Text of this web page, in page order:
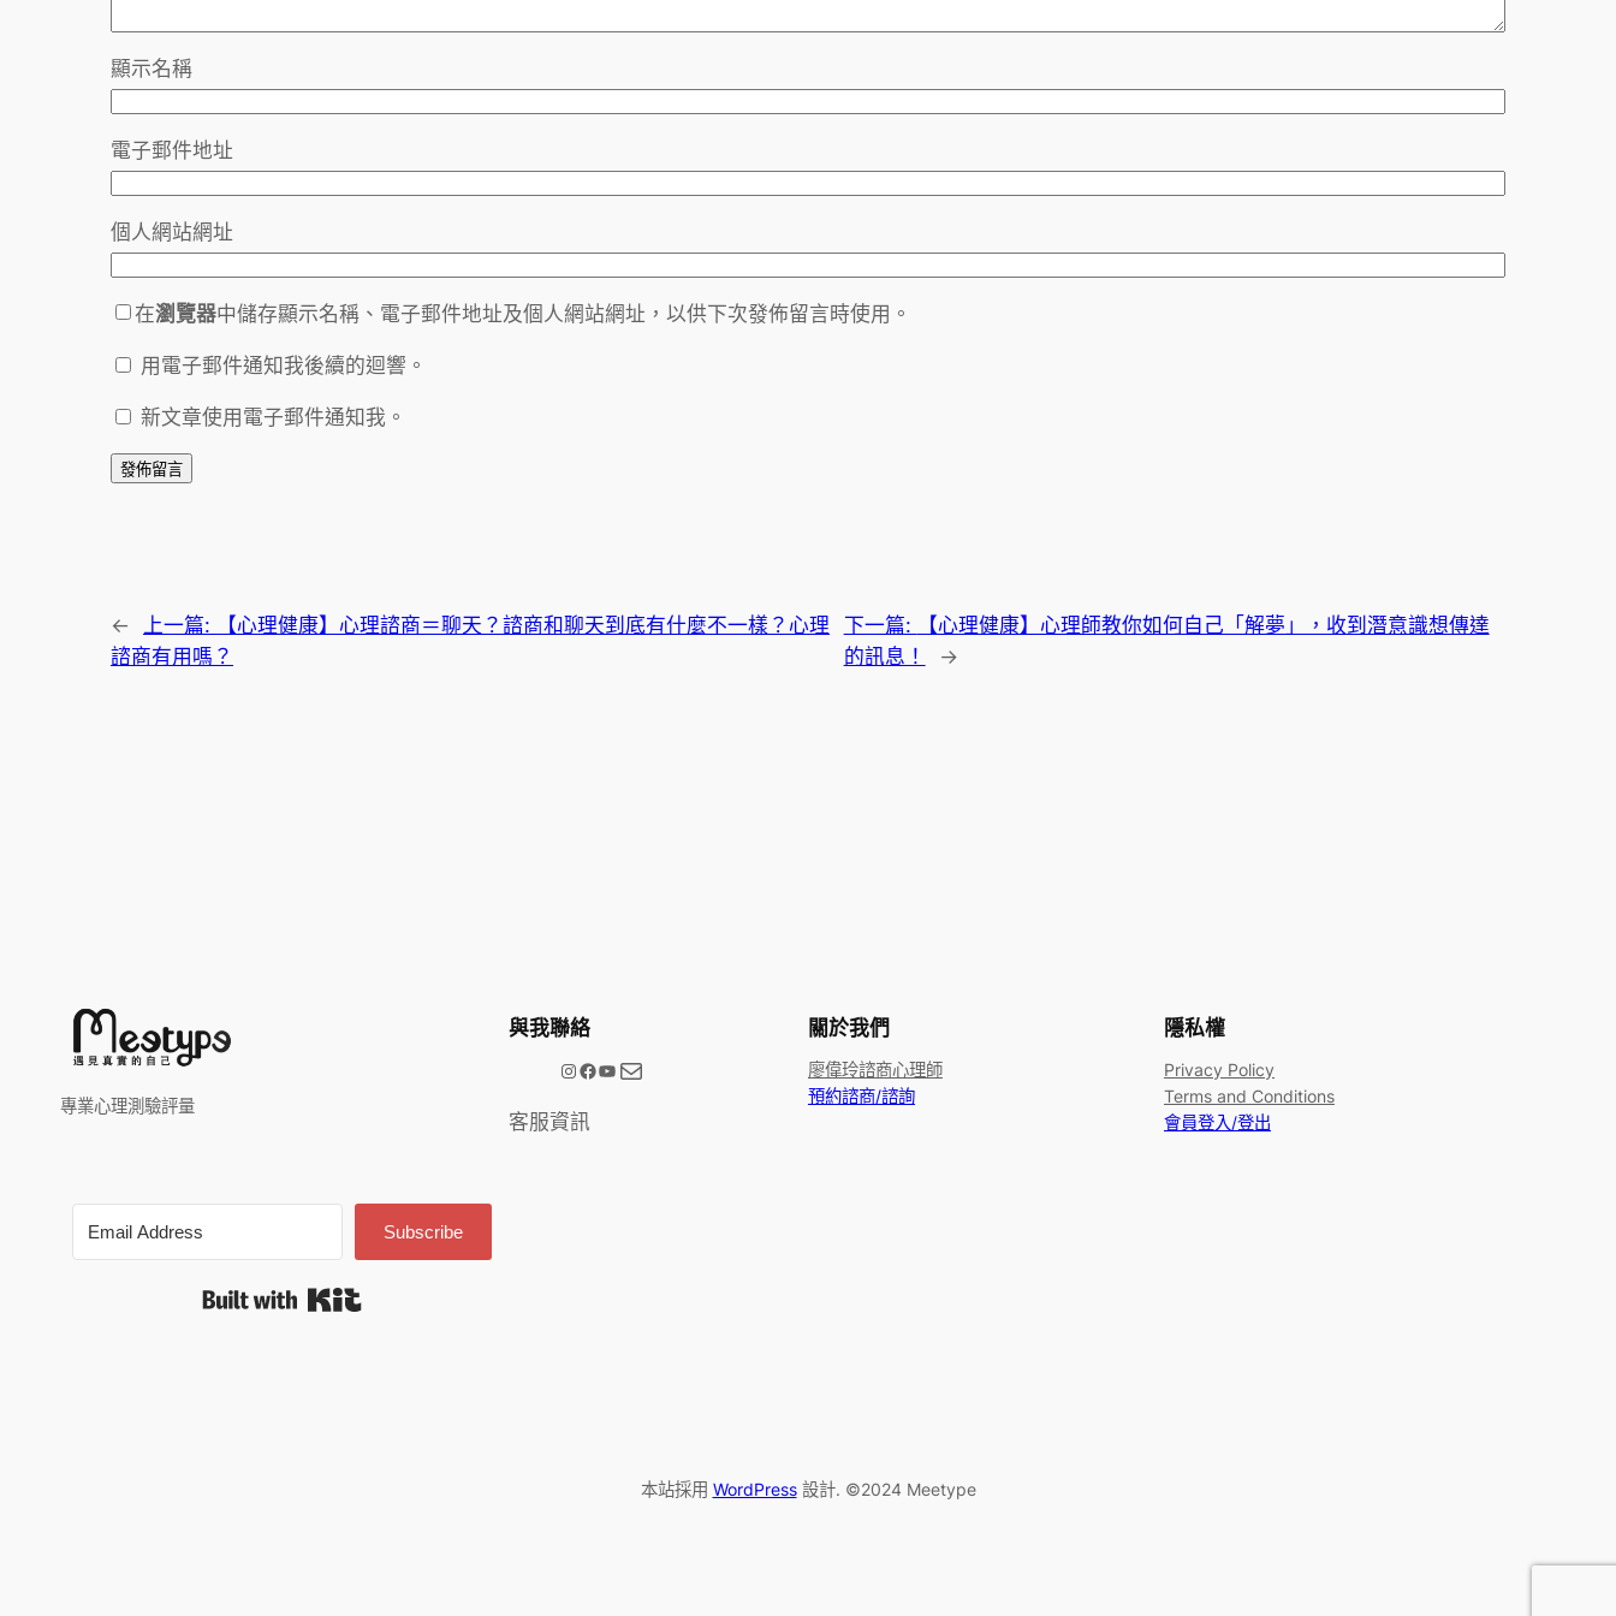
顯示名稱
電子郵件地址
個人網站網址
在瀏覽器中儲存顯示名稱、電子郵件地址及個人網站網址，以供下次發佈留言時使用。
用電子郵件通知我後續的迴響。
新文章使用電子郵件通知我。
← 上一篇:
【心理健康】心理諮商＝聊天？諮商和聊天到底有什麼不一樣？心理
諮商有用嗎？
下一篇:
【心理健康】心理師教你如何自己「解夢」，收到潛意識想傳達
的訊息！
→
專業心理測驗評量
Subscribe
與我聯絡
@meetype.tw Facebook YouTube 電子郵件
客服資訊
關於我們
廖偉玲諮商心理師
預約諮商/諮詢
隱私權
Privacy Policy
Terms and Conditions
會員登入/登出
本站採用 WordPress設計. ©2024 Meetype